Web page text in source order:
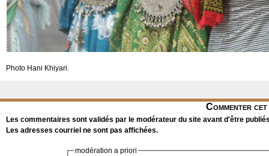
Photo Hani Khiyari.
Commenter
Les commentaires sont validés par le modérateur du site avant d'être
Les adresses courriel ne sont pas affichées.
modération a priori